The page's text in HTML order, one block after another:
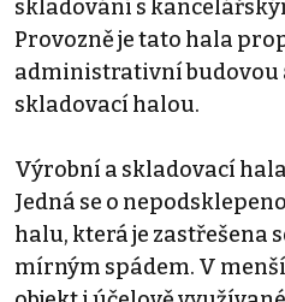
skladování s
Provozně je tato hala
administrativní budovou
skladovací halou.
Výrobní a skladovací hala
Jedná se o
halu, která je zastřešena
mírným spádem. V